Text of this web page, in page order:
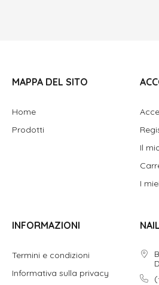
MAPPA DEL SITO
Home
Prodotti
Il
I
INFORMAZIONI
Termini e condizioni
Informativa sulla privacy